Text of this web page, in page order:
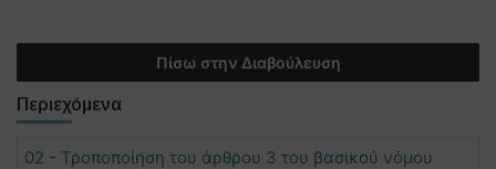
Πίσω στην Διαβούλευση
Περιεχόμενα
02 - Τροποποίηση του άρθρου 3 του βασικού νόμου